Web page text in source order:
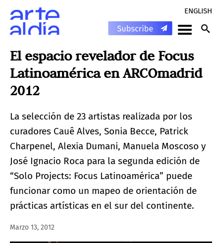
ENGLISH
El espacio revelador de Focus
Latinoamérica en ARCOmadrid
2012
La selección de 23 artistas realizada por los
curadores Cauê Alves, Sonia Becce, Patrick
Charpenel, Alexia Dumani, Manuela Moscoso y
José Ignacio Roca para la segunda edición de
“Solo Projects: Focus Latinoamérica” puede
funcionar como un mapeo de orientación de
prácticas artísticas en el sur del continente.
Marzo 13, 2012